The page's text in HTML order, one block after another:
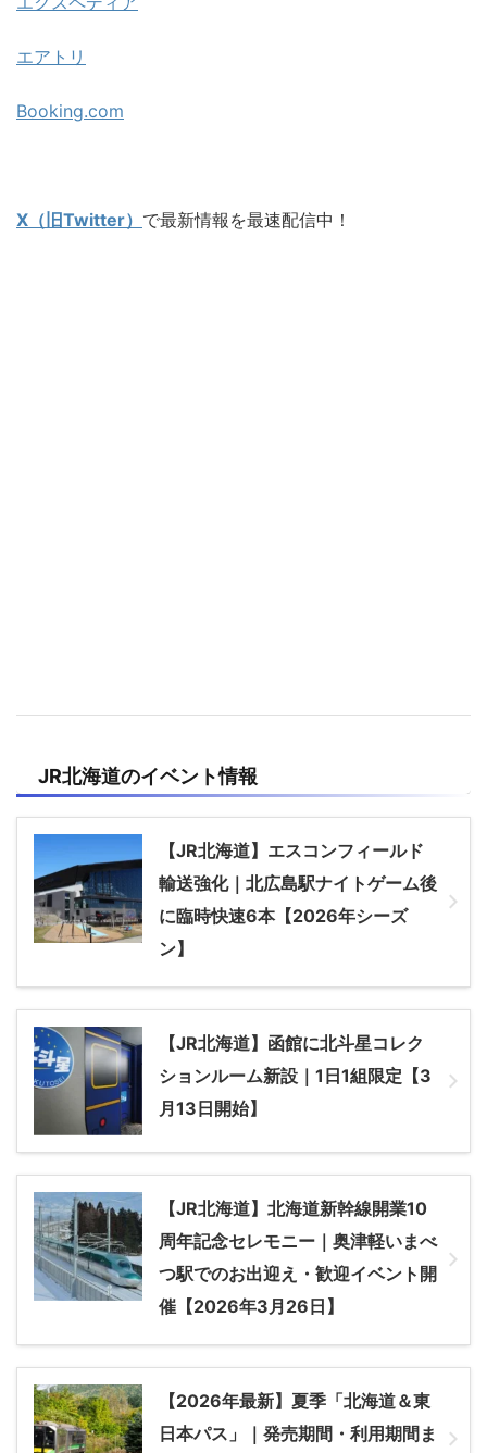
エアトリ
Booking.com
X（旧Twitter） で最新情報を最速配信中！
JR北海道のイベント情報
【JR北海道】エスコンフィールド
輸送強化｜北広島駅ナイトゲーム後
に臨時快速6本【2026年シーズ
ン】
【JR北海道】函館に北斗星コレク
ションルーム新設｜1日1組限定【3
月13日開始】
【JR北海道】北海道新幹線開業10
周年記念セレモニー｜奥津軽いまべ
つ駅でのお出迎え・歓迎イベント開
催【2026年3月26日】
【2026年最新】夏季「北海道＆東
日本パス」｜発売期間・利用期間ま